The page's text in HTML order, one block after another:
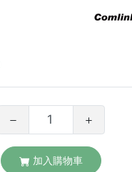
加入購物車